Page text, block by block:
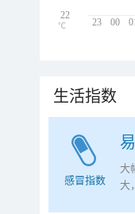
23 00
22
℃
生活指数
感冒指数
大
大